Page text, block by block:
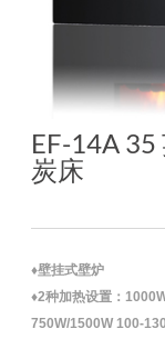
EF-14A
炭床
♦壁挂式壁炉
♦2种加热设置：
750W/1500W 100-